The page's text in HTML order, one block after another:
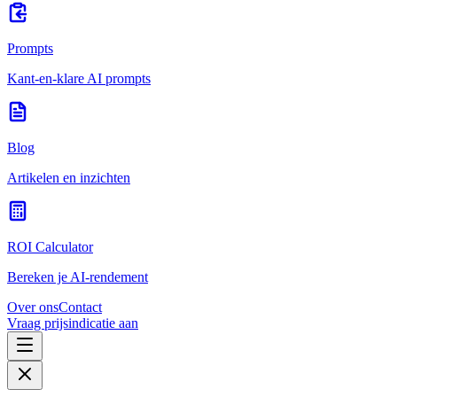
Prompts
Kant-en-klare AI prompts
Blog
Artikelen en inzichten
ROI Calculator
Bereken je AI-rendement
Over onsContact
Vraag prijsindicatie aan